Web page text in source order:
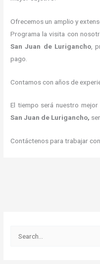
Ofrecemos un amplio y
Programa la visita con
San Juan de Lurigancho ,
pago.
Contamos con años de
El tiempo será nuestro
San Juan de Lurigancho,
Contáctenos para trabajar